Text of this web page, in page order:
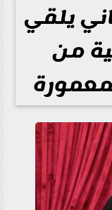
يلقي
من